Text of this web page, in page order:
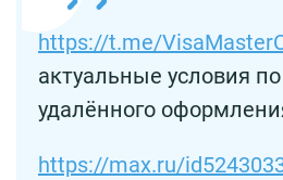
https://t.me/
актуальные условия
удалённого
https://max.ru/